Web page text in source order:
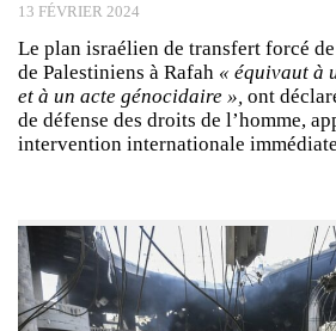
13 FÉVRIER 2024
Le plan israélien de transfert forcé
de Palestiniens à Rafah « équivaut à
et à un acte génocidaire », ont
de défense des droits de l’homme,
intervention internationale